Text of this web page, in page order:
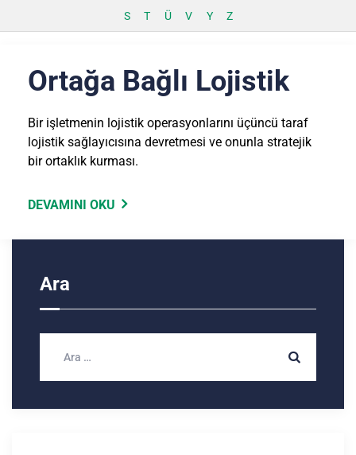
S T Ü V Y Z
Ortağa Bağlı Lojistik
Bir işletmenin lojistik operasyonlarını üçüncü taraf
lojistik sağlayıcısına devretmesi ve onunla stratejik
bir ortaklık kurması.
DEVAMINI OKU
Ara